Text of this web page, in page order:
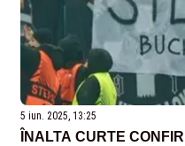
5 iun. 2025, 13:25
ÎNALTA CURTE